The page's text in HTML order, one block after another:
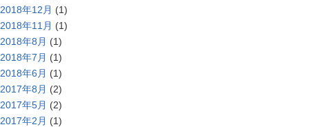
2018年12月 (1)
2018年11月 (1)
2018年8月 (1)
2018年7月 (1)
2018年6月 (1)
2017年8月 (2)
2017年5月 (2)
2017年2月 (1)